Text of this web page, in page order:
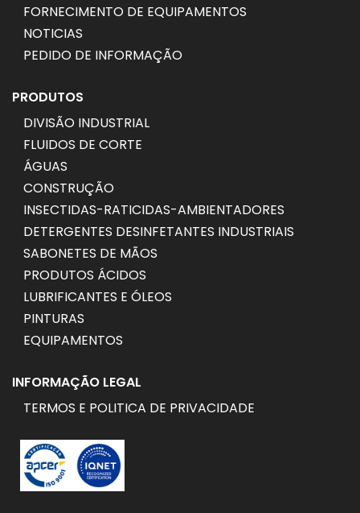
FORNECIMENTO DE EQUIPAMENTOS
NOTICIAS
PEDIDO DE INFORMAÇÃO
PRODUTOS
DIVISÃO INDUSTRIAL
FLUIDOS DE CORTE
ÁGUAS
CONSTRUÇÃO
INSECTIDAS-RATICIDAS-AMBIENTADORES
DETERGENTES DESINFETANTES INDUSTRIAIS
SABONETES DE MÃOS
PRODUTOS ÁCIDOS
LUBRIFICANTES E ÓLEOS
PINTURAS
EQUIPAMENTOS
INFORMAÇÃO LEGAL
TERMOS E POLITICA DE PRIVACIDADE